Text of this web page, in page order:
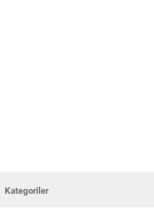
Kategoriler